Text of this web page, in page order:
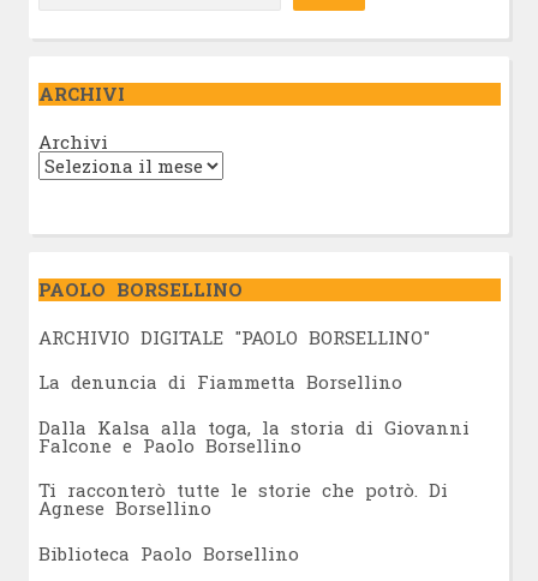
ARCHIVI
Archivi
PAOLO BORSELLINO
ARCHIVIO DIGITALE "PAOLO BORSELLINO"
La denuncia di Fiammetta Borsellino
Dalla Kalsa alla toga, la storia di Giovanni
Falcone e Paolo Borsellino
Ti racconterò tutte le storie che potrò. Di
Agnese Borsellino
Biblioteca Paolo Borsellino